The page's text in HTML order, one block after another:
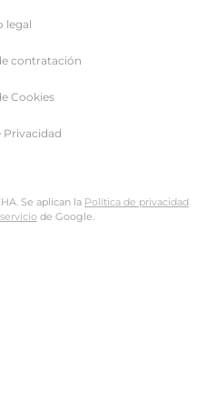
legal
contratación
Cookies
Privacidad
Se aplican la Política de privacidad
de Google.